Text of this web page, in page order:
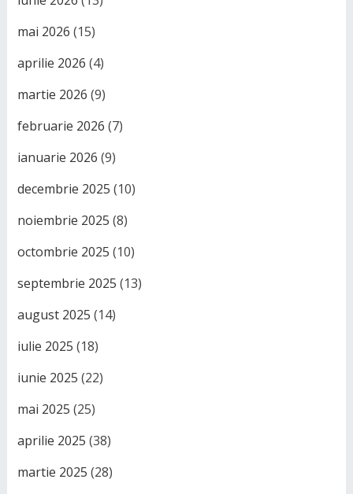
mai 2026 (15)
aprilie 2026 (4)
martie 2026 (9)
februarie 2026 (7)
ianuarie 2026 (9)
decembrie 2025 (10)
noiembrie 2025 (8)
octombrie 2025 (10)
septembrie 2025 (13)
august 2025 (14)
iulie 2025 (18)
iunie 2025 (22)
mai 2025 (25)
aprilie 2025 (38)
martie 2025 (28)